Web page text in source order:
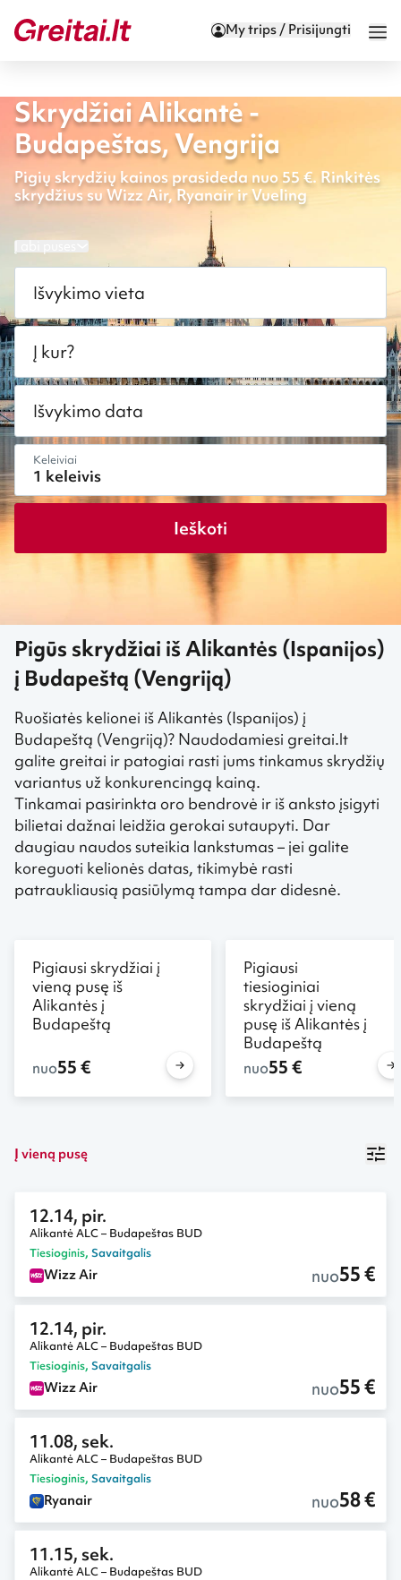
My trips / Prisijungti
Skrydžiai Alikantė -
Budapeštas, Vengrija
Pigių skrydžių kainos prasideda nuo 55 €. Rinkitės
skrydžius su Wizz Air, Ryanair ir Vueling
Į abi puses
Išvykimo vieta
Į kur?
Išvykimo data
Keleiviai
Ieškoti
Pigūs skrydžiai iš Alikantės (Ispanijos)
į Budapeštą (Vengriją)
Ruošiatės kelionei iš Alikantės (Ispanijos) į
Budapeštą (Vengriją)? Naudodamiesi greitai.lt
galite greitai ir patogiai rasti jums tinkamus skrydžių
variantus už konkurencingą kainą.
Tinkamai pasirinkta oro bendrovė ir iš anksto įsigyti
bilietai dažnai leidžia gerokai sutaupyti. Dar
daugiau naudos suteikia lankstumas – jei galite
koreguoti kelionės datas, tikimybė rasti
patraukliausią pasiūlymą tampa dar didesnė.
Pigiausi skrydžiai į
vieną pusę iš
Alikantės į
Budapeštą
nuo55 €
Pigiausi
tiesioginiai
skrydžiai į vieną
pusę iš Alikantės į
Budapeštą
nuo55 €
Į vieną pusę
12.14, pir.
Alikantė ALC – Budapeštas BUD
Tiesioginis, Savaitgalis
Wizz Air nuo55 €
12.14, pir.
Alikantė ALC – Budapeštas BUD
Tiesioginis, Savaitgalis
Wizz Air nuo55 €
11.08, sek.
Alikantė ALC – Budapeštas BUD
Tiesioginis, Savaitgalis
Ryanair nuo58 €
11.15, sek.
Alikantė ALC – Budapeštas BUD